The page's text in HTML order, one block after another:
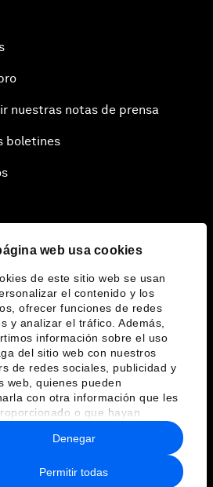
web usa cookies
de este sitio web se usan
el contenido y los
ofrecer funciones de redes
y analizar el tráfico. Además,
información sobre el uso
del sitio web con nuestros
de redes sociales, publicidad y
web, quienes pueden
con otra información que les
o que hayan
a partir del uso que haya
sus servicios.
Permitir todas
Denegar
nuestras notas de prensa
boletines
y normas de uso
Sitemap